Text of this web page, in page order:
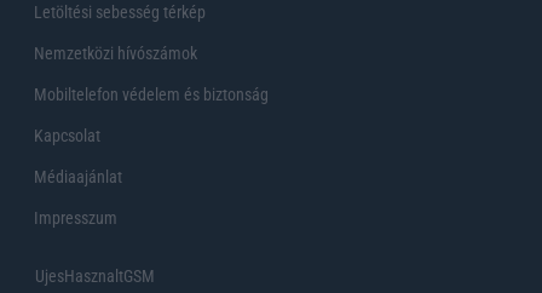
Letöltési sebesség térkép
Nemzetközi hívószámok
Mobiltelefon védelem és biztonság
Kapcsolat
Médiaajánlat
Impresszum
UjesHasznaltGSM